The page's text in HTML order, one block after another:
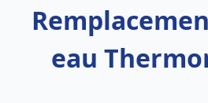
eau